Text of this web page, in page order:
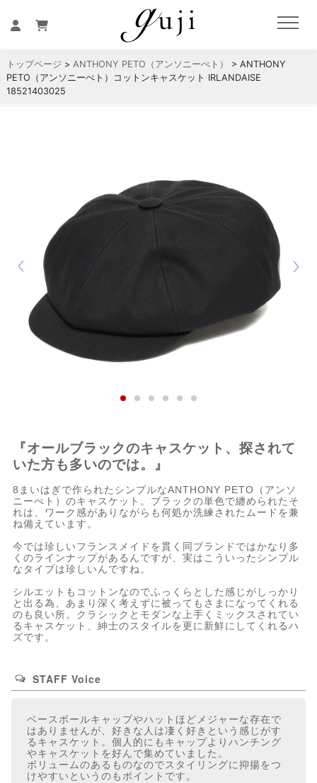
トップページ > ANTHONY PETO（アンソニーぺト）
> ANTHONY
PETO（アンソニーぺト）コットンキャスケット IRLANDAISE
18521403025
『オールブラックのキャスケット、探されて
いた方も多いのでは。』
8まいはぎで作られたシンプルなANTHONY PETO（アンソ
ニーぺト）のキャスケット。ブラックの単色で纏められたそ
れは、ワーク感がありながらも何処か洗練されたムードを兼
ね備えています。
今では珍しいフランスメイドを貫く同ブランドではかなり多
くのラインナップがあるんですが、実はこういったシンプル
なタイプは珍しいんですね。
シルエットもコットンなのでふっくらとした感じがしっかり
と出る為、あまり深く考えずに被ってもさまになってくれる
のも良い所。クラシックとモダンな上手くミックスされてい
るキャスケット、紳士のスタイルを更に新鮮にしてくれるハ
ズです。
STAFF Voice
ベースボールキャップやハットほどメジャーな存在で
はありませんが、好きな人は凄く好きという感じがす
るキャスケット。個人的にもキャップよりハンチング
やキャスケットを好んで集めていました。
ボリュームのあるものなのでスタイリングに抑揚をつ
けやすいというのもポイントです。